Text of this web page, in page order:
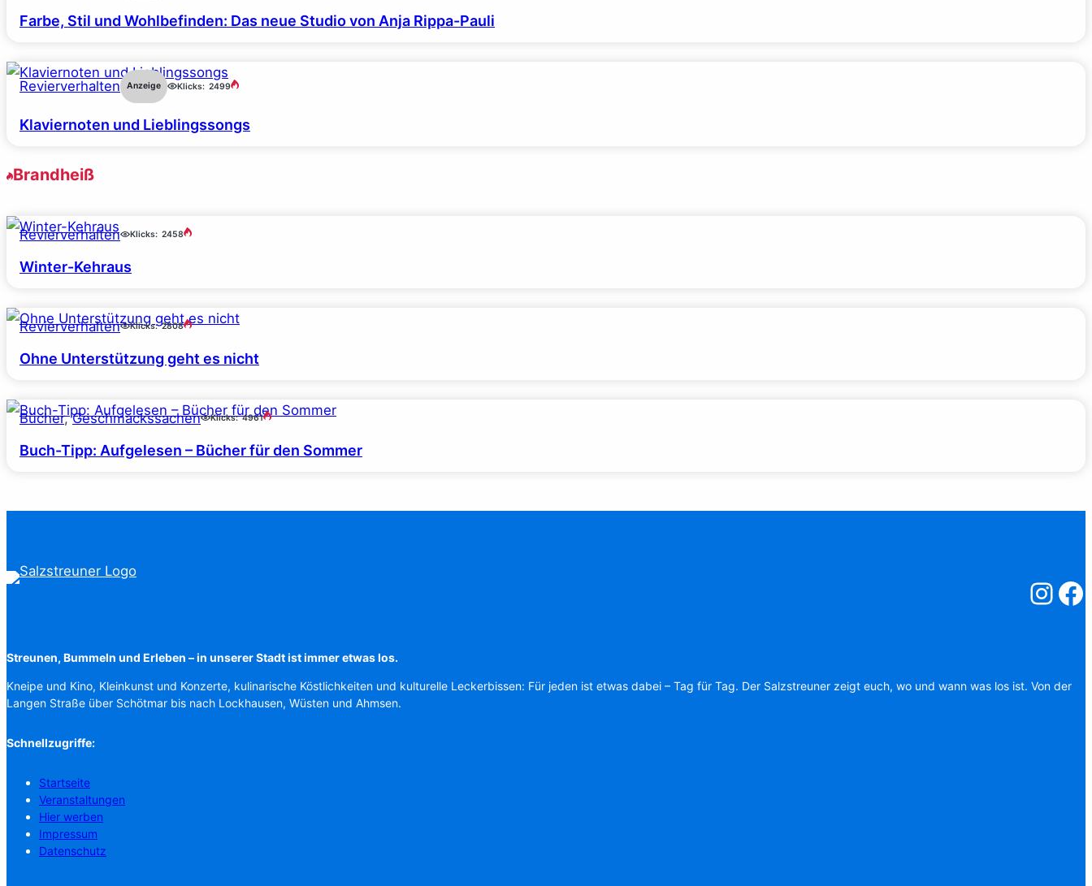
Farbe, Stil und Wohlbefinden: Das neue Studio von Anja Rippa-Pauli
Revierverhalten Anzeige Klicks: 2499
Klaviernoten und Lieblingssongs
Brandheiß
Revierverhalten Klicks: 2458
Winter-Kehraus
Revierverhalten Klicks: 2808
Ohne Unterstützung geht es nicht
Bücher, Geschmackssachen Klicks: 4961
Buch-Tipp: Aufgelesen – Bücher für den Sommer
Streunen, Bummeln und Erleben – in unserer Stadt ist immer etwas los.
Kneipe und Kino, Kleinkunst und Konzerte, kulinarische Köstlichkeiten und kulturelle Leckerbissen: Für jeden ist etwas dabei – Tag für Tag. Der Salzstreuner zeigt euch, wo und wann was los ist. Von der
Langen Straße über Schötmar bis nach Lockhausen, Wüsten und Ahmsen.
Schnellzugriffe:
Startseite
Veranstaltungen
Hier werben
Impressum
Datenschutz